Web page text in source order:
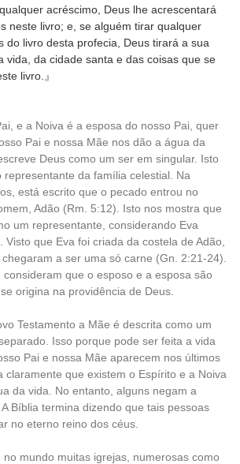
acréscimo, Deus lhe acrescentará
neste livro; e, se alguém tirar qualquer
do livro desta profecia, Deus tirará a sua
vida, da cidade santa e das coisas que se
livro.』
e a Noiva é a esposa do nosso Pai, quer
Pai e nossa Mãe nos dão a água da
Deus como um ser em singular. Isto
representante da família celestial. Na
está escrito que o pecado entrou no
Adão (Rm. 5:12). Isto nos mostra que
um representante, considerando Eva
Visto que Eva foi criada da costela de Adão,
a ser uma só carne (Gn. 2:21-24).
que o esposo e a esposa são
origina na providência de Deus.
Testamento a Mãe é descrita como um
Isso porque pode ser feita a vida
Pai e nossa Mãe aparecem nos últimos
claramente que existem o Espírito e a Noiva
da vida. No entanto, alguns negam a
Bíblia termina dizendo que tais pessoas
no eterno reino dos céus.
no mundo muitas igrejas, numerosas como